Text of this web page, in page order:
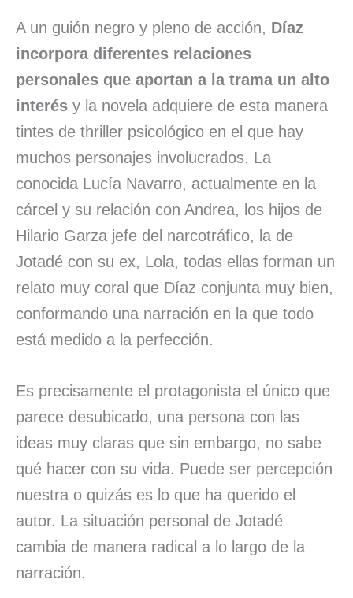
A un guión negro y pleno de acción, Díaz
incorpora diferentes relaciones
personales que aportan a la trama un alto
interés y la novela adquiere de esta manera
tintes de thriller psicológico en el que hay
muchos personajes involucrados. La
conocida Lucía Navarro, actualmente en la
cárcel y su relación con Andrea, los hijos de
Hilario Garza jefe del narcotráfico, la de
Jotadé con su ex, Lola, todas ellas forman un
relato muy coral que Díaz conjunta muy bien,
conformando una narración en la que todo
está medido a la perfección.
Es precisamente el protagonista el único que
parece desubicado, una persona con las
ideas muy claras que sin embargo, no sabe
qué hacer con su vida. Puede ser percepción
nuestra o quizás es lo que ha querido el
autor. La situación personal de Jotadé
cambia de manera radical a lo largo de la
narración.